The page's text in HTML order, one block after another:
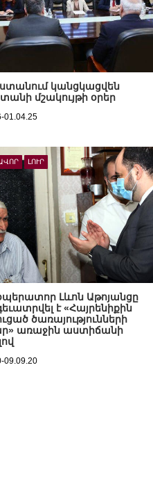
կանցկացվեն
մշակույթի օրեր
01.04.25
ԼՈՒՐ
Լևոն Աթոյանցը
է «Հայրենիքին
ծառայությունների
առաջին աստիճանի
09.09.20